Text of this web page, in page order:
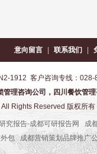
意向留言 联系我们
1912 客户咨询专线：
理咨询公司，四川餐饮管
Rights Reserved 版权所
究报告-成都可研报告网
成
包 成都营销策划品牌推广